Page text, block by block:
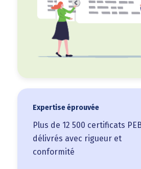
Expertise éprouvée
Plus de 12 500 certificats
délivrés avec rigueur et
conformité